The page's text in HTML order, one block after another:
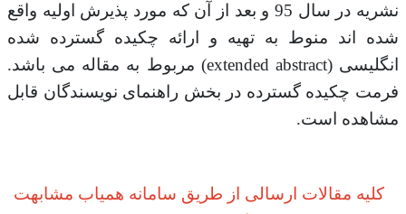
نشریه در سال 95 و بعد از آن که مورد پذیرش اولیه واقع
شده اند منوط به تهیه و ارائه چکیده گسترده شده
انگلیسی (extended abstract) مربوط به مقاله می باشد.
فرمت چکیده گسترده در بخش راهنمای نویسندگان قابل
مشاهده است.
کلیه مقالات ارسالی از طریق سامانه همیاب مشابهت